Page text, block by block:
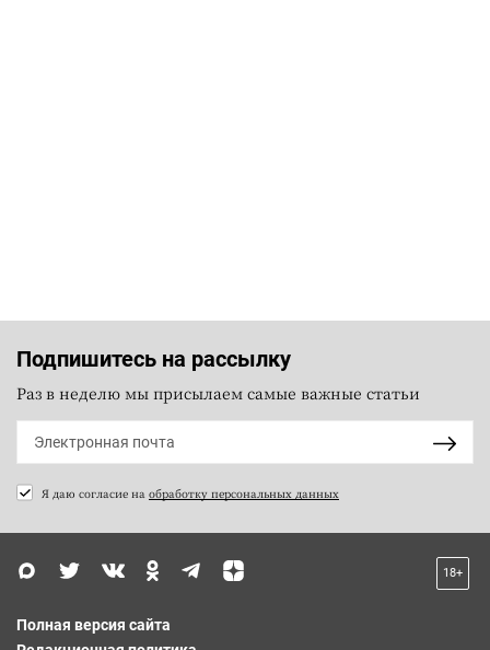
Подпишитесь на рассылку
Раз в неделю мы присылаем самые важные статьи
Я даю согласие на обработку персональных данных
18+
Полная версия сайта